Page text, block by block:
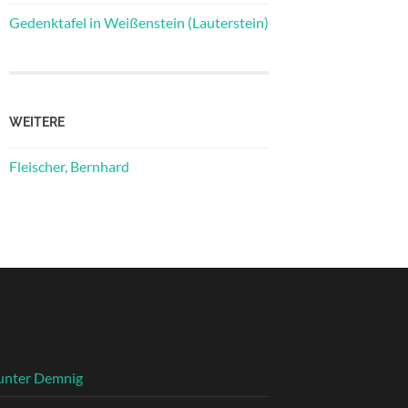
Gedenktafel in Weißenstein (Lauterstein)
WEITERE
Fleischer, Bernhard
Demnig